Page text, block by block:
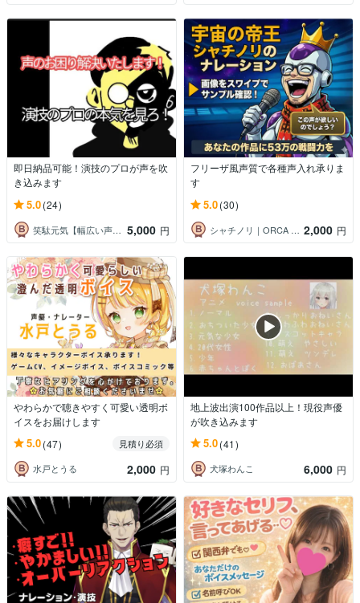
即日納品可能！演技のプロが声を吹
き込みます
5.0(24)
笑駄元気【幅広い声のナレーター】 5,000 円
フリーザ風声質で各種声入れ承りま
す
5.0(30)
シャチノリ｜ORCA LAB代表 2,000 円
やわらかで聴きやすく可愛い透明ボ
イスをお届けします
5.0(47)
見積り必須
水戸とうる
2,000 円
地上波出演100作品以上！現役声優
が吹き込みます
5.0(41)
犬塚わんこ 6,000 円